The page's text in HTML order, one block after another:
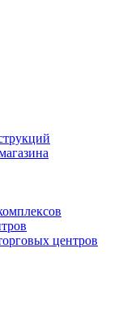
центров